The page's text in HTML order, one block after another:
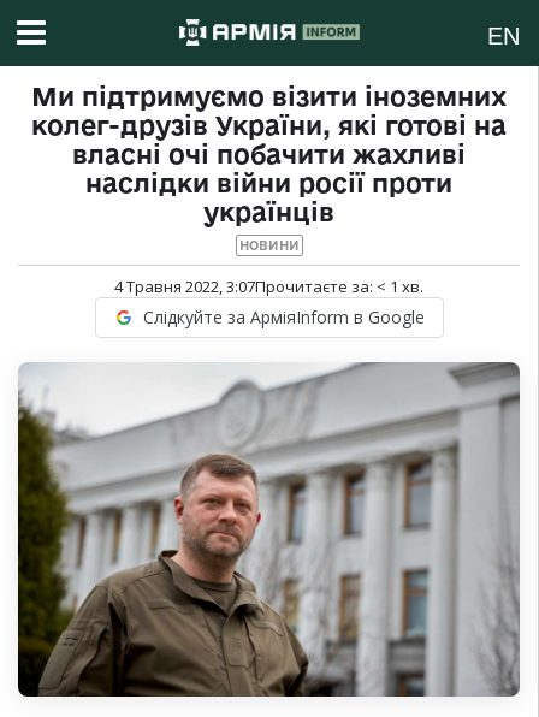
EN
Ми підтримуємо візити іноземних
колег-друзів України, які готові на
власні очі побачити жахливі
наслідки війни росії проти
українців
НОВИНИ
4 Травня 2022, 3:07Прочитаєте за: < 1 хв.
Слідкуйте за АрміяInform в Google